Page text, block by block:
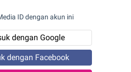
ID dengan akun ini
dengan Google
dengan Facebook